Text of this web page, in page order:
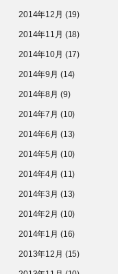
2014年12月 (19)
2014年11月 (18)
2014年10月 (17)
2014年9月 (14)
2014年8月 (9)
2014年7月 (10)
2014年6月 (13)
2014年5月 (10)
2014年4月 (11)
2014年3月 (13)
2014年2月 (10)
2014年1月 (16)
2013年12月 (15)